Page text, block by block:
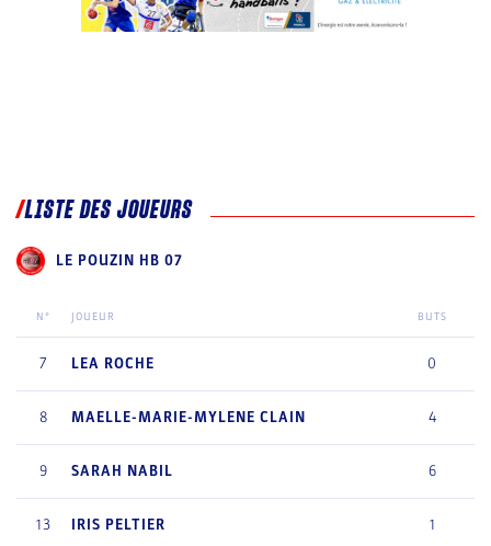
LISTE DES JOUEURS
LE POUZIN HB 07
N° JOUEUR BUTS
7 LEA ROCHE 0
8 MAELLE-MARIE-MYLENE CLAIN 4
9 SARAH NABIL 6
13 IRIS PELTIER 1